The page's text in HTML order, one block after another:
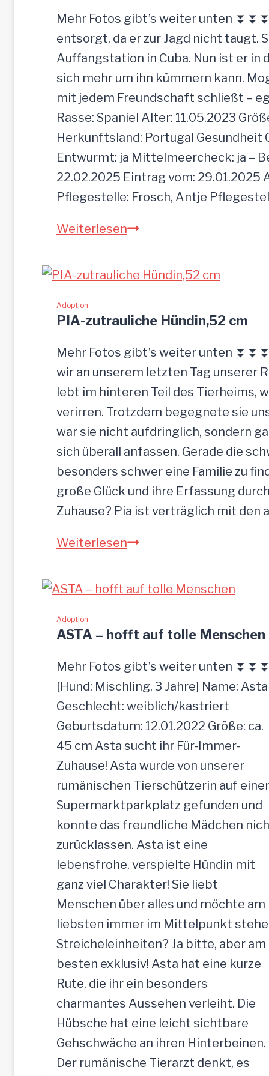
r
d
e
e
i
n
f
a
c
h
u
ü
g
e
l
a
s
s
e
n
Mehr Fotos gibt’s weiter unten
entsorgt, da er zur Jagd nicht taugt.
Auffangstation in Cuba. Nun ist er in
sich mehr um ihn kümmern kann.
mit jedem Freundschaft schließt –
Rasse: Spaniel Alter: 11.05.2023
Herkunftsland: Portugal Gesundheit
Entwurmt: ja Mittelmeercheck: ja –
22.02.2025 Eintrag vom: 29.01.2025
Pflegestelle: Frosch, Antje
WeiterlesenM
G
Adoption
PIA-zutrauliche Hündin,52 cm
Mehr Fotos gibt’s weiter unten
wir an unserem letzten Tag unserer
lebt im hinteren Teil des Tierheims,
verirren. Trotzdem begegnete sie
war sie nicht aufdringlich, sondern
sich überall anfassen. Gerade die
besonders schwer eine Familie zu
große Glück und ihre Erfassung
Zuhause? Pia ist verträglich mit den
WeiterlesenP
u
t
r
a
u
l
i
c
h
e
H
ü
n
d
i
n
,
5
2
c
m
Adoption
ASTA – hofft auf tolle Menschen
Mehr Fotos gibt’s weiter unten
[Hund: Mischling, 3 Jahre] Name: Asta
Geschlecht: weiblich/kastriert
Geburtsdatum: 12.01.2022 Größe: ca.
45 cm Asta sucht ihr Für-Immer-
Zuhause! Asta wurde von unserer
rumänischen Tierschützerin auf
Supermarktparkplatz gefunden und
konnte das freundliche Mädchen
zurücklassen. Asta ist eine
lebensfrohe, verspielte Hündin mit
ganz viel Charakter! Sie liebt
Menschen über alles und möchte am
liebsten immer im Mittelpunkt
Streicheleinheiten? Ja bitte, aber am
besten exklusiv! Asta hat eine kurze
Rute, die ihr ein besonders
charmantes Aussehen verleiht. Die
Hübsche hat eine leicht sichtbare
Gehschwäche an ihren Hinterbeinen.
Der rumänische Tierarzt denkt, es